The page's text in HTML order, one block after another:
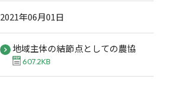
2021年06月01日
地域主体の結節点としての農協
607.2KB